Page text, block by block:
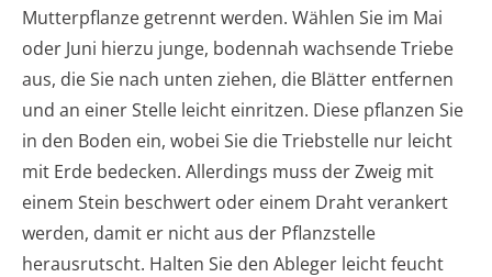
Mutterpflanze getrennt werden. Wählen Sie im Mai
oder Juni hierzu junge, bodennah wachsende Triebe
aus, die Sie nach unten ziehen, die Blätter entfernen
und an einer Stelle leicht einritzen. Diese pflanzen Sie
in den Boden ein, wobei Sie die Triebstelle nur leicht
mit Erde bedecken. Allerdings muss der Zweig mit
einem Stein beschwert oder einem Draht verankert
werden, damit er nicht aus der Pflanzstelle
herausrutscht. Halten Sie den Ableger leicht feucht